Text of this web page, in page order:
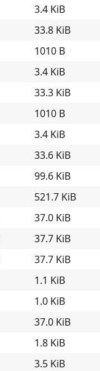
3.4 KiB
33.8 KiB
1010 B
3.4 KiB
33.3 KiB
1010 B
3.4 KiB
33.6 KiB
99.6 KiB
521.7 KiB
37.0 KiB
37.7 KiB
37.7 KiB
1.1 KiB
1.0 KiB
37.0 KiB
1.8 KiB
3.5 KiB